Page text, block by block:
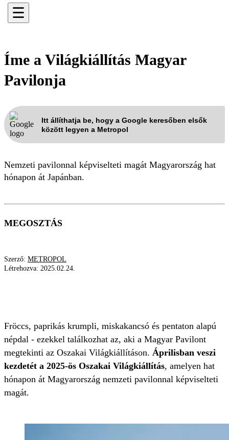
☰
Íme a Világkiállítás Magyar
Pavilonja
Itt állíthatja be, hogy a Google keresőben elsők
között legyen a Metropol
Nemzeti pavilonnal képviselteti magát Magyarország hat
hónapon át Japánban.
MEGOSZTÁS
Szerző: METROPOL
Létrehozva: 2025.02.24.
Fröccs, paprikás krumpli, miskakancsó és pentaton alapú
népdal - ezekkel találkozhat az, aki a Magyar Pavilont
megtekinti az Oszakai Világkiállításon. Áprilisban veszi
kezdetét a 2025-ös Oszakai Világkiállítás, amelyen hat
hónapon át Magyarország nemzeti pavilonnal képviselteti
magát.